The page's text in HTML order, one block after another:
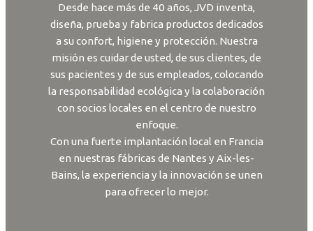
Desde hace más de 40 años, JVD inventa,
diseña, prueba y fabrica productos dedicados
a su confort, higiene y protección. Nuestra
misión es cuidar de usted, de sus clientes, de
sus pacientes y de sus empleados, colocando
la responsabilidad ecológica y la colaboración
con socios locales en el centro de nuestro
enfoque.
Con una fuerte implantación local en Francia
en nuestras fábricas de Nantes y Aix-les-
Bains, la experiencia y la innovación se unen
para ofrecer lo mejor.